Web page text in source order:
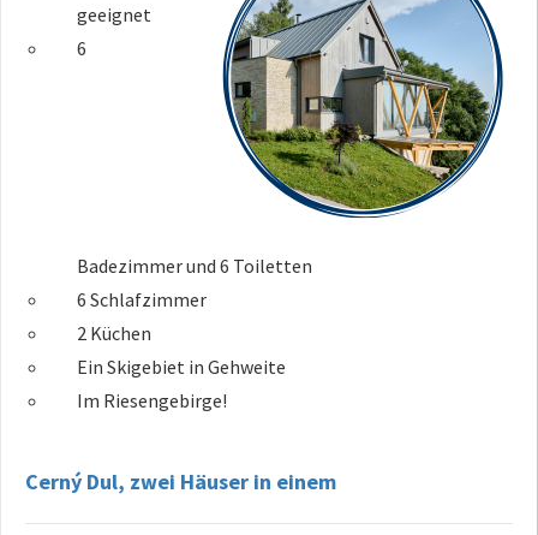
geeignet
6
Badezimmer und 6 Toiletten
6 Schlafzimmer
2 Küchen
Ein Skigebiet in Gehweite
Im Riesengebirge!
Cerný Dul, zwei Häuser in einem